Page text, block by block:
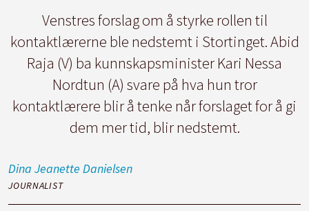
Venstres forslag om å styrke rollen til
kontaktlærerne ble nedstemt i Stortinget. Abid
Raja (V) ba kunnskapsminister Kari Nessa
Nordtun (A) svare på hva hun tror
kontaktlærere blir å tenke når forslaget for å gi
dem mer tid, blir nedstemt.
Dina Jeanette Danielsen
JOURNALIST